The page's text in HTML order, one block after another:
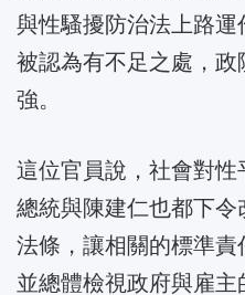
與性騷擾防治法上路
被認為有不足之處，
強。
這位官員說，社會對
總統與陳建仁也都下
法條，讓相關的標準責
並總體檢視政府與雇